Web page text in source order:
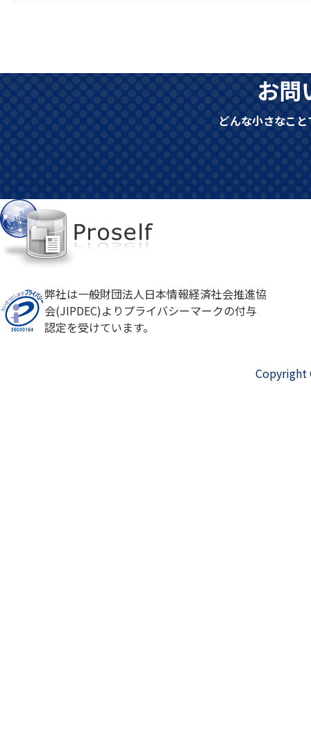
お問
どんな小さなこ
弊社は一般財団法人日本情報経済社会推進協
会(JIPDEC)よりプライバシーマークの付与
認定を受けています。
Copyright